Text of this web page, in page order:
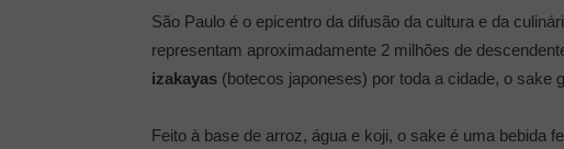
São Paulo é o epicentro da difusão da cultura e da
representam aproximadamente 2 milhões de
izakayas (botecos japoneses) por toda a cidade, o sake
Feito à base de arroz, água e koji, o sake é uma bebida